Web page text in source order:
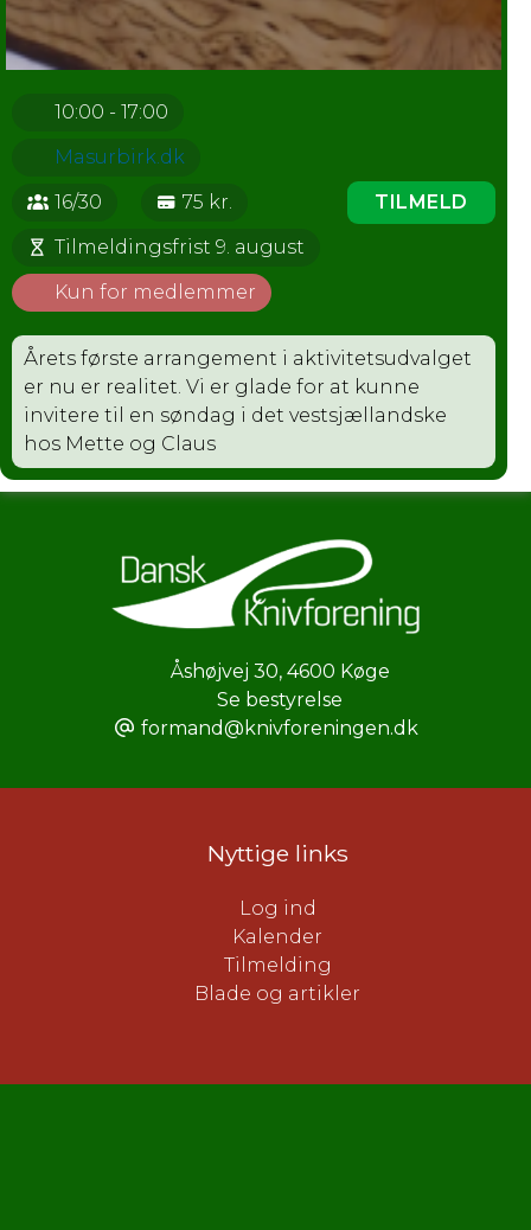
10:00 - 17:00
Masurbirk.dk
16/30
75 kr.
Tilmeldingsfrist 9. august
Kun for medlemmer
TILMELD
Årets første arrangement i aktivitetsudvalget
er nu er realitet. Vi er glade for at kunne
invitere til en søndag i det vestsjællandske
hos Mette og Claus
Åshøjvej 30, 4600 Køge
Se bestyrelse
formand@knivforeningen.dk
Nyttige links
Log ind
Kalender
Tilmelding
Blade og artikler